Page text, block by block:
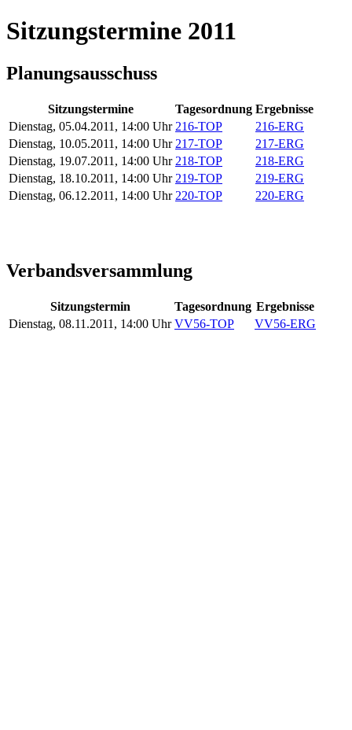
Sitzungstermine 2011
Planungsausschuss
Sitzungstermine Tagesordnung Ergebnisse
Dienstag, 05.04.2011, 14:00 Uhr 216-TOP
216-ERG
Dienstag, 10.05.2011, 14:00 Uhr 217-TOP
217-ERG
Dienstag, 19.07.2011, 14:00 Uhr 218-TOP
218-ERG
Dienstag, 18.10.2011, 14:00 Uhr 219-TOP
219-ERG
Dienstag, 06.12.2011, 14:00 Uhr 220-TOP 220-ERG
Verbandsversammlung
Sitzungstermin Tagesordnung Ergebnisse
Dienstag, 08.11.2011, 14:00 Uhr VV56-TOP VV56-ERG